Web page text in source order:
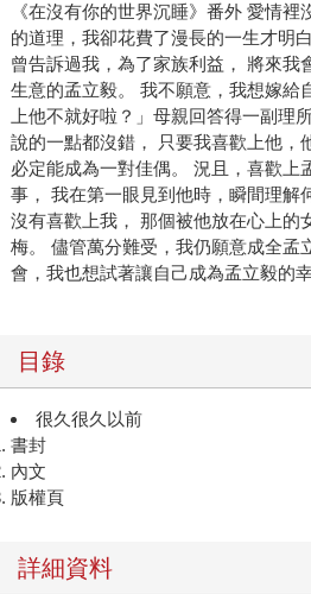
《在沒有你的世界沉睡》番外 愛情
的道理，我卻花費了漫長的一生才明
曾告訴過我，為了家族利益， 將來我
生意的孟立毅。 我不願意，我想嫁給
上他不就好啦？」母親回答得一副理
說的一點都沒錯， 只要我喜歡上他，
必定能成為一對佳偶。 況且，喜歡上
事， 我在第一眼見到他時，瞬間理解
沒有喜歡上我， 那個被他放在心上的
梅。 儘管萬分難受，我仍願意成全孟
會，我也想試著讓自己成為孟立毅
目錄
很久很久以前
書封
內文
版權頁
詳細資料